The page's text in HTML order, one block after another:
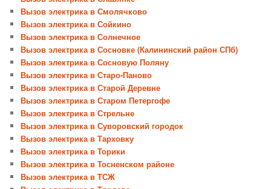
Вызов электрика в Смолячково
Вызов электрика в Сойкино
Вызов электрика в Солнечное
Вызов электрика в Сосновке (Калининский район СПб)
Вызов электрика в Сосновую Поляну
Вызов электрика в Старо-Паново
Вызов электрика в Старой Деревне
Вызов электрика в Старом Петергофе
Вызов электрика в Стрельне
Вызов электрика в Суворовский городок
Вызов электрика в Тарховку
Вызов электрика в Торики
Вызов электрика в Тосненском районе
Вызов электрика в ТСЖ